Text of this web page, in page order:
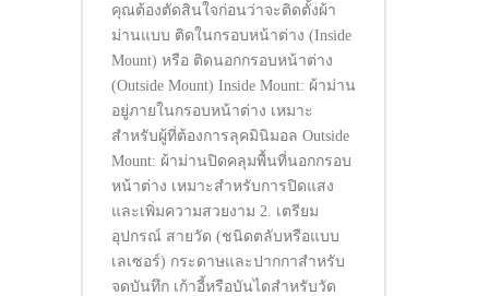
คุณต้องตัดสินใจก่อนว่าจะติดตั้งผ้า
ม่านแบบ ติดในกรอบหน้าต่าง (Inside
Mount) หรือ ติดนอกกรอบหน้าต่าง
(Outside Mount) Inside Mount: ผ้าม่าน
อยู่ภายในกรอบหน้าต่าง เหมาะ
สำหรับผู้ที่ต้องการลุคมินิมอล Outside
Mount: ผ้าม่านปิดคลุมพื้นที่นอกกรอบ
หน้าต่าง เหมาะสำหรับการปิดแสง
และเพิ่มความสวยงาม 2. เตรียม
อุปกรณ์ สายวัด (ชนิดตลับหรือแบบ
เลเซอร์) กระดาษและปากกาสำหรับ
จดบันทึก เก้าอี้หรือบันไดสำหรับวัด